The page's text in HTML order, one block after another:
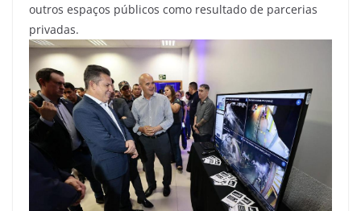
outros espaços públicos como resultado de parcerias
privadas.